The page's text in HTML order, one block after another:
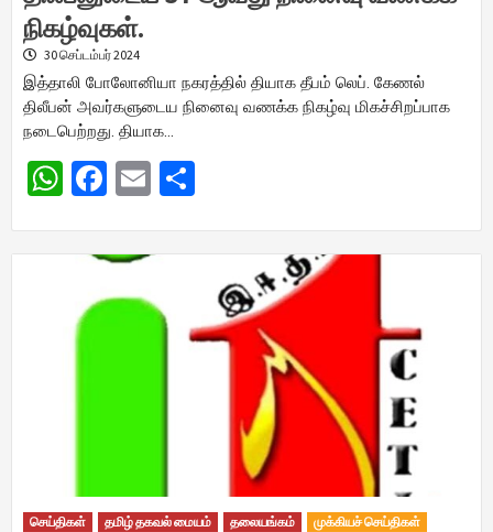
நிகழ்வுகள்.
30 செப்டம்பர் 2024
இத்தாலி போலோனியா நகரத்தில் தியாக தீபம் லெப். கேணல்
திலீபன் அவர்களுடைய நினைவு வணக்க நிகழ்வு மிகச்சிறப்பாக
நடைபெற்றது. தியாக…
WhatsApp
Facebook
Email
செய்திகள் தமிழ் தகவல் மையம் தலையங்கம் முக்கியச் செய்திகள்